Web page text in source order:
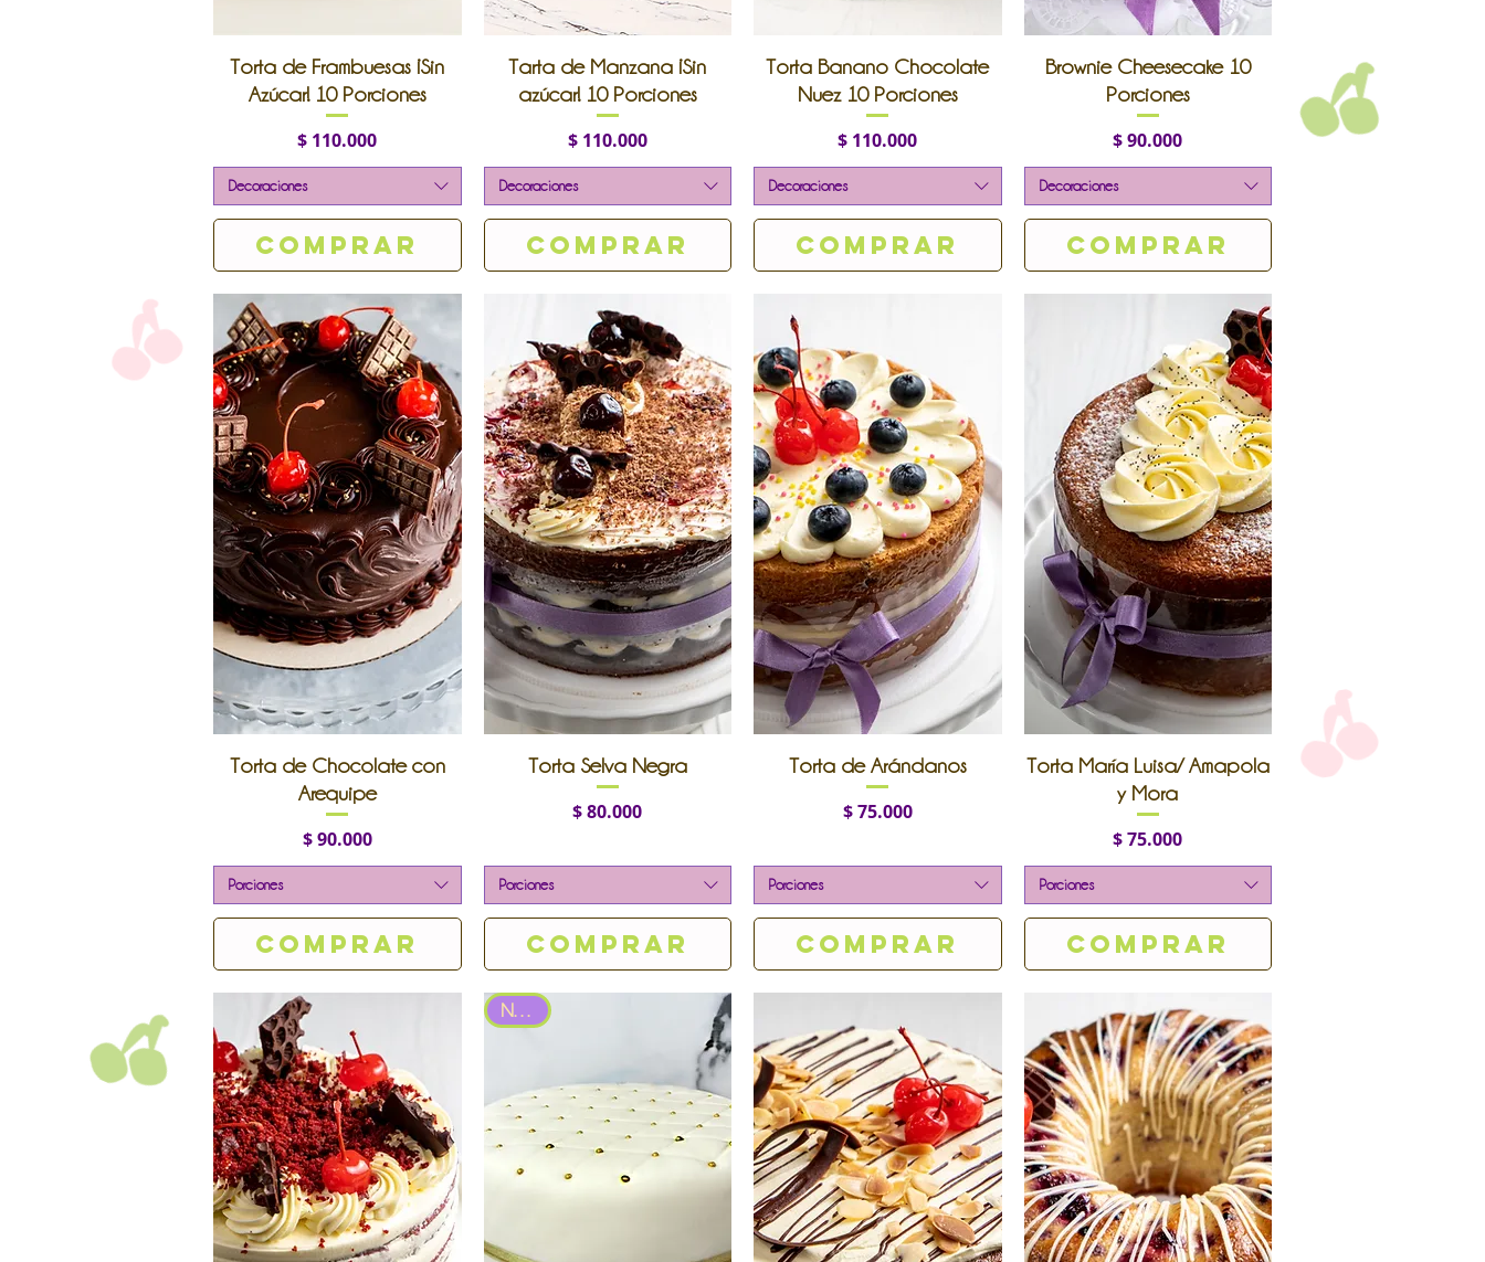
Vista rápida
Torta de Frambuesas ¡Sin
Azúcar! 10 Porciones
Precio
$ 110.000
Decoraciones
Comprar
Vista rápida
Tarta de Manzana ¡Sin
azúcar! 10 Porciones
Precio
$ 110.000
Decoraciones
Comprar
Vista rápida
Torta Banano Chocolate
Nuez 10 Porciones
Precio
$ 110.000
Decoraciones
Comprar
Vista rápida
Brownie Cheesecake 10
Porciones
Precio
$ 90.000
Decoraciones
Comprar
Vista rápida
Torta de Chocolate con
Arequipe
Precio
$ 90.000
Porciones
Comprar
Vista rápida
Torta Selva Negra
Precio
$ 80.000
Porciones
Comprar
Vista rápida
Torta de Arándanos
Precio
$ 75.000
Porciones
Comprar
Vista rápida
Torta María Luisa/ Amapola
y Mora
Precio
$ 75.000
Porciones
Comprar
Nuevo